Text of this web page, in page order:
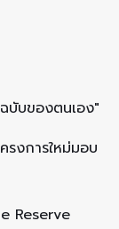
บับของตนเอง"
งการใหม่มอบ
Reserve